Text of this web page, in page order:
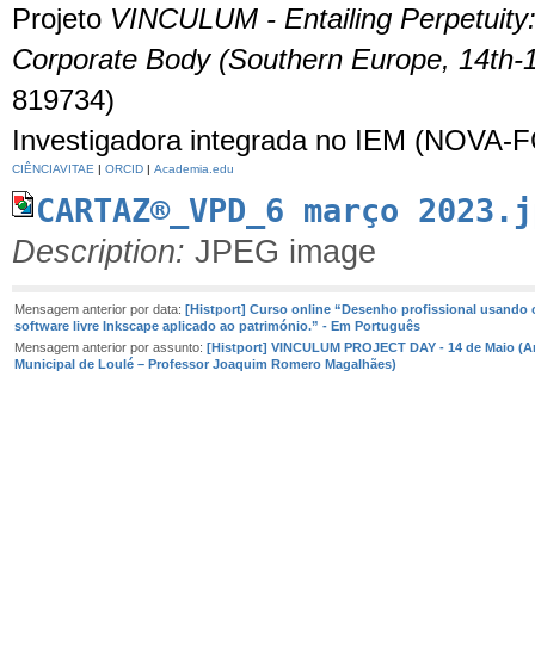
Projeto VINCULUM - Entailing
Corporate Body (Southern Europe,
819734)
Investigadora integrada no IEM (NOVA-
CIÊNCIAVITAE | ORCID | Academia.edu
CARTAZ®_VPD_6 março
Description: JPEG image
Mensagem anterior por data: [Histport] Curso online “Desenho profissional usando
software livre Inkscape aplicado ao património.” - Em Português
Mensagem anterior por assunto: [Histport] VINCULUM PROJECT DAY - 14 de Maio
Municipal de Loulé – Professor Joaquim Romero Magalhães)